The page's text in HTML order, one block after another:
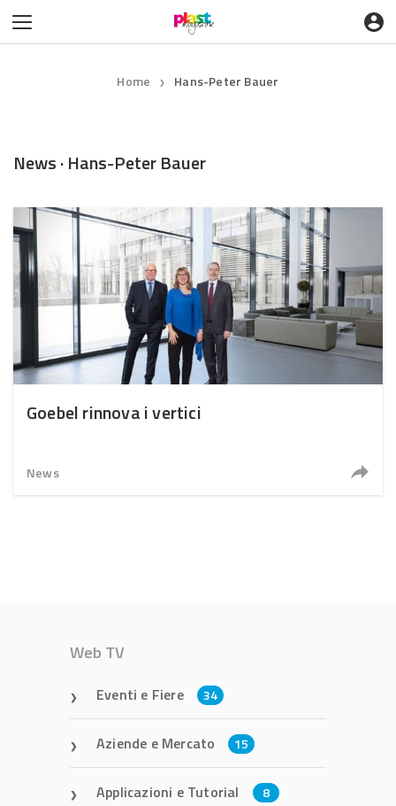
Home ❯ Hans-Peter Bauer
News · Hans-Peter Bauer
Goebel rinnova i vertici
News
Web TV
Eventi e Fiere 34
Aziende e Mercato 15
Applicazioni e Tutorial 8